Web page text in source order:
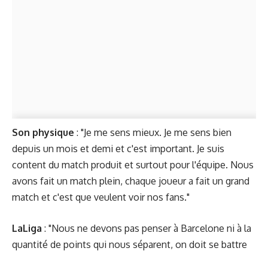
Son physique : "Je me sens mieux. Je me sens bien
depuis un mois et demi et c'est important. Je suis
content du match produit et surtout pour l'équipe. Nous
avons fait un match plein, chaque joueur a fait un grand
match et c'est que veulent voir nos fans."
LaLiga : "Nous ne devons pas penser à Barcelone ni à la
quantité de points qui nous séparent, on doit se battre